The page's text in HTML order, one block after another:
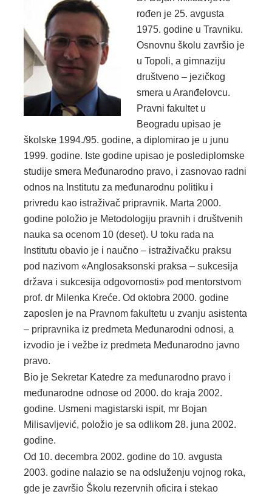
rođen je 25. avgusta
1975. godine u Travniku.
Osnovnu školu završio je
u Topoli, a gimnaziju
društveno – jezičkog
smera u Aranđelovcu.
Pravni fakultet u
Beogradu upisao je
školske 1994./95. godine, a diplomirao je u junu
1999. godine. Iste godine upisao je poslediplomske
studije smera Međunarodno pravo, i zasnovao radni
odnos na Institutu za međunarodnu politiku i
privredu kao istraživač pripravnik. Marta 2000.
godine položio je Metodologiju pravnih i društvenih
nauka sa ocenom 10 (deset). U toku rada na
Institutu obavio je i naučno – istraživačku praksu
pod nazivom «Anglosaksonski praksa – sukcesija
država i sukcesija odgovornosti» pod mentorstvom
prof. dr Milenka Kreće. Od oktobra 2000. godine
zaposlen je na Pravnom fakultetu u zvanju asistenta
– pripravnika iz predmeta Međunarodni odnosi, a
izvodio je i vežbe iz predmeta Međunarodno javno
pravo.
Bio je Sekretar Katedre za međunarodno pravo i
međunarodne odnose od 2000. do kraja 2002.
godine. Usmeni magistarski ispit, mr Bojan
Milisavljević, položio je sa odlikom 28. juna 2002.
godine.
Od 10. decembra 2002. godine do 10. avgusta
2003. godine nalazio se na odsluženju vojnog roka,
gde je završio Školu rezervnih oficira i stekao